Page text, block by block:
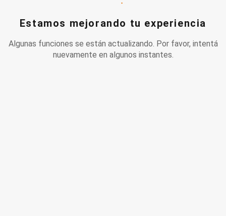
Estamos mejorando tu experiencia
Algunas funciones se están actualizando. Por favor, intentá
nuevamente en algunos instantes.